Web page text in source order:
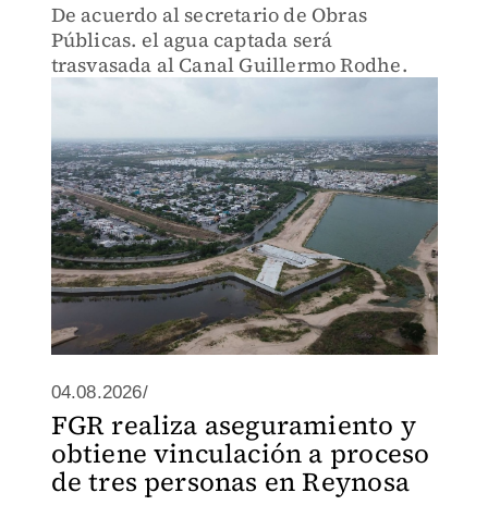
De acuerdo al secretario de Obras
Públicas. el agua captada será
trasvasada al Canal Guillermo Rodhe.
04.08.2026/
FGR realiza aseguramiento y
obtiene vinculación a proceso
de tres personas en Reynosa